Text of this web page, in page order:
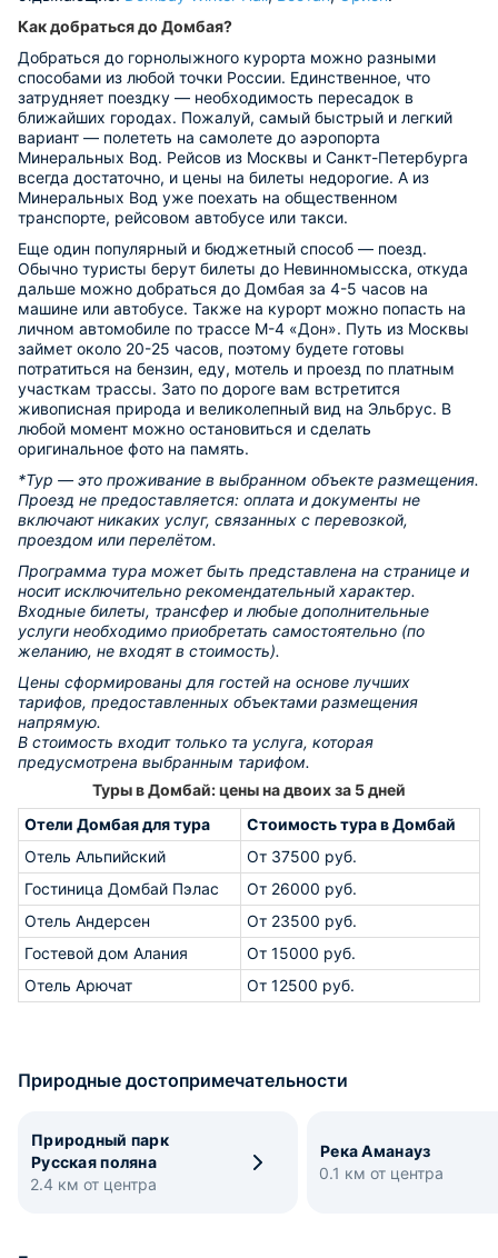
Как добраться до Домбая?
Добраться до горнолыжного курорта можно разными
способами из любой точки России. Единственное, что
затрудняет поездку — необходимость пересадок в
ближайших городах. Пожалуй, самый быстрый и легкий
вариант — полететь на самолете до аэропорта
Минеральных Вод. Рейсов из Москвы и Санкт-Петербурга
всегда достаточно, и цены на билеты недорогие. А из
Минеральных Вод уже поехать на общественном
транспорте, рейсовом автобусе или такси.
Еще один популярный и бюджетный способ — поезд.
Обычно туристы берут билеты до Невинномысска, откуда
дальше можно добраться до Домбая за 4-5 часов на
машине или автобусе. Также на курорт можно попасть на
личном автомобиле по трассе М-4 «Дон». Путь из Москвы
займет около 20-25 часов, поэтому будете готовы
потратиться на бензин, еду, мотель и проезд по платным
участкам трассы. Зато по дороге вам встретится
живописная природа и великолепный вид на Эльбрус. В
любой момент можно остановиться и сделать
оригинальное фото на память.
*Тур — это проживание в выбранном объекте размещения.
Проезд не предоставляется: оплата и документы не
включают никаких услуг, связанных с перевозкой,
проездом или перелётом.
Программа тура может быть представлена на странице и
носит исключительно рекомендательный характер.
Входные билеты, трансфер и любые дополнительные
услуги необходимо приобретать самостоятельно (по
желанию, не входят в стоимость).
Цены сформированы для гостей на основе лучших
тарифов, предоставленных объектами размещения
напрямую.
В стоимость входит только та услуга, которая
предусмотрена выбранным тарифом.
Туры в Домбай: цены на двоих за 5 дней
Отели Домбая для тура
Стоимость тура в Домбай
Отель Альпийский
От 37500 руб.
Гостиница Домбай Пэлас
От 26000 руб.
Отель Андерсен
От 23500 руб.
Гостевой дом Алания
От 15000 руб.
Отель Арючат
От 12500 руб.
Природные достопримечательности
Природный парк
Русская поляна
2.4 км от центра
Река Аманауз
0.1 км от центра